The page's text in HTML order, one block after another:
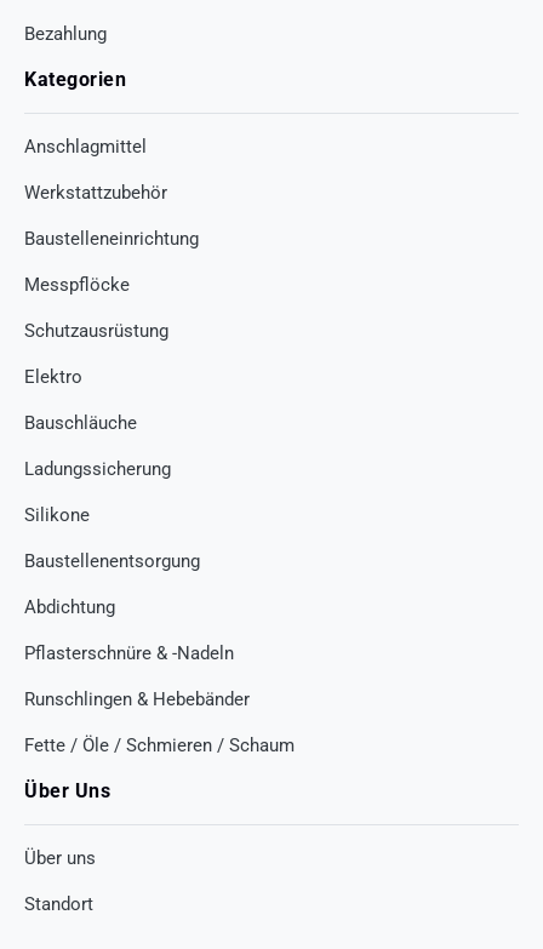
Bezahlung
Kategorien
Anschlagmittel
Werkstattzubehör
Baustelleneinrichtung
Messpflöcke
Schutzausrüstung
Elektro
Bauschläuche
Ladungssicherung
Silikone
Baustellenentsorgung
Abdichtung
Pflasterschnüre & -Nadeln
Runschlingen & Hebebänder
Fette / Öle / Schmieren / Schaum
Über Uns
Über uns
Standort